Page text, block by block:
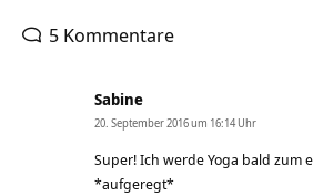
5 Kommentare
Sabine
20. September 2016 um 16:14 Uhr
Super! Ich werde Yoga bald zum
*aufgeregt*